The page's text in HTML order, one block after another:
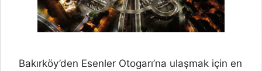
Bakırköy’den Esenler Otogarı’na ulaşmak için en